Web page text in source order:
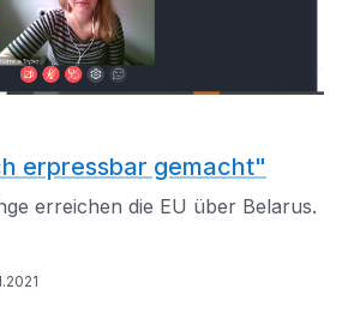
erpressbar gemacht"
erreichen die EU über Belarus.